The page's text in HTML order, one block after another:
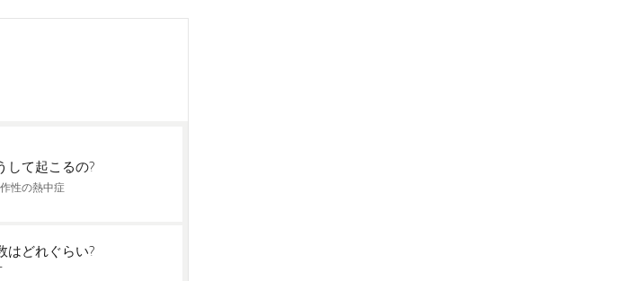
して起こるの?
性の熱中症
はどれぐらい?